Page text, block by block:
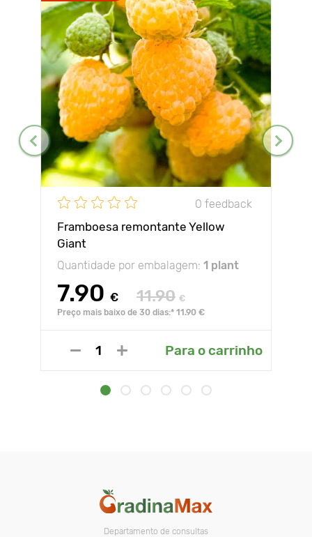
0 feedback
Framboesa remontante Yellow
Giant
Quantidade por embalagem: 1 plant
7.90 € 11.90 €
Preço mais baixo de 30 dias:* 11.90 €
Para o carrinho
Departamento de consultas